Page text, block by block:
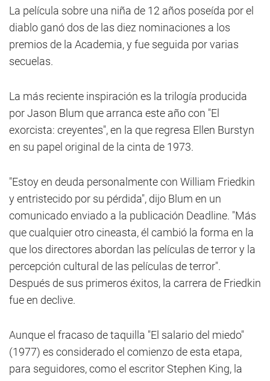
La película sobre una niña de 12 años poseída por el
diablo ganó dos de las diez nominaciones a los
premios de la Academia, y fue seguida por varias
secuelas.
La más reciente inspiración es la trilogía producida
por Jason Blum que arranca este año con "El
exorcista: creyentes", en la que regresa Ellen Burstyn
en su papel original de la cinta de 1973.
"Estoy en deuda personalmente con William Friedkin
y entristecido por su pérdida", dijo Blum en un
comunicado enviado a la publicación Deadline. "Más
que cualquier otro cineasta, él cambió la forma en la
que los directores abordan las películas de terror y la
percepción cultural de las películas de terror".
Después de sus primeros éxitos, la carrera de Friedkin
fue en declive.
Aunque el fracaso de taquilla "El salario del miedo"
(1977) es considerado el comienzo de esta etapa,
para seguidores, como el escritor Stephen King, la